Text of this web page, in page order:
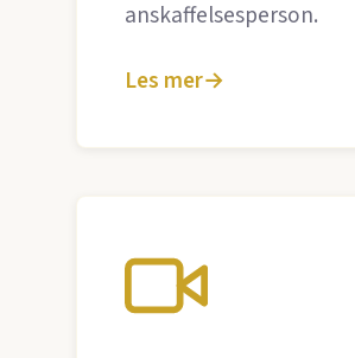
anskaffelsesperson.
Les mer→